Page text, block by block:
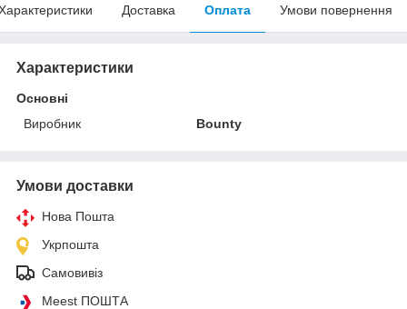
Доставка Оплата Умови повернення
Характеристики
Основні
Виробник
Bounty
Умови доставки
Нова Пошта
Укрпошта
Самовивіз
Meest ПОШТА